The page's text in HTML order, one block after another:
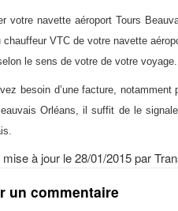
votre navette aéroport Tours
chauffeur VTC de votre navette
le sens de votre de votre voyage.
besoin d’une facture,
Orléans, il suffit de le
à jour le 28/01/2015par
un commentaire